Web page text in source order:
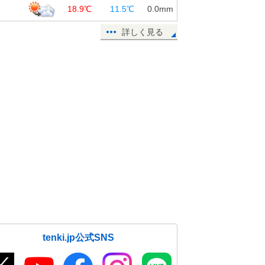
18.9℃ 11.5℃ 0.0mm
詳しく見る
tenki.jp公式SNS